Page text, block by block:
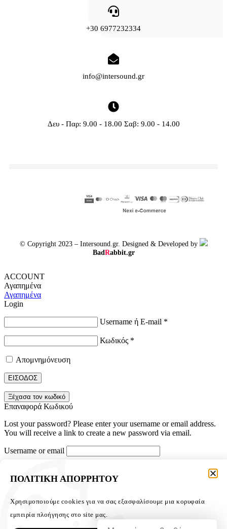
+30 6977232334
info@intersound.gr
Δευ - Παρ: 9.00 - 18.00 Σαβ: 9.00 - 14.00
© Copyright 2023 – Intersound.gr. Designed & Developed by
BadRabbit.gr
ACCOUNT
Αγαπημένα
Αγαπημένα
Login
Username ή E-mail *
Κωδικός *
Απομνημόνευση
ΕΙΣΟΔΟΣ
Ξέχασα τον κωδικό
Επαναφορά Κωδικού
Lost your password? Please enter your username or email address.
You will receive a link to create a new password via email.
Username or email
ΚΑΛΑΘΙ0
ΕΙΔΑΤΕ ΠΡΟΣΦΑΤΑ0
ΠΟΛΙΤΙΚΗ ΑΠΟΡΡΗΤΟΥ
Χρησιμοποιούμε cookies για να σας εξασφαλίσουμε μια κορυφαία
εμπειρία πλοήγησης στο site μας.